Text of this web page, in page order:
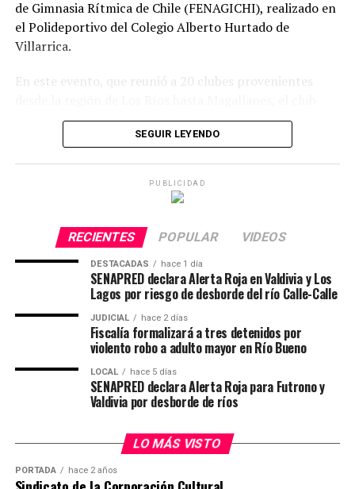
de Gimnasia Rítmica de Chile (FENAGICHI), realizado en
el Polideportivo del Colegio Alberto Hurtado de
Villarrica.
En este evento, que reunió a 20 clubes provenientes
valdiviano cosechó un total de 25 medallas, siendo seis
de ellas de oro, consolidándose como uno de los
Las deportistas fueron lideradas por las entrenadoras
quienes con experiencia, compromiso y constancia
llevaron al club a nuevas alturas en la gimnasia rítmica
nacional.
Las medallas de oro fueron obtenidas por Julieta Gaete
en Mini Formativo Manos Libres, Antonia Becerra en
Senior A Aro, Josefa Calfuquir en Preinfantil A Manos
Libres y Cuerda, Florencia García en Infantil B Aro y
Emilia Cifuentes y Florencia García con el Dúo Junior.
“Estamos extremadamente orgullosas de las seis
medallas de oro que hemos logrado en esta
competencia. Cada medalla representa el esfuerzo y
la perseverancia de nuestras gimnastas, quienes han
SEGUIR LEYENDO
PUBLICIDAD
RECIENTES POPULAR VIDEOS
DESTACADAS hace 1 día
SENAPRED declara Alerta Roja en Valdivia y Los
Lagos por riesgo de desborde del río Calle-Calle
JUDICIAL hace 2 días
Fiscalía formalizará a tres detenidos por
violento robo a adulto mayor en Río Bueno
LOCAL hace 5 días
SENAPRED declara Alerta Roja para Futrono y
Valdivia por desborde de ríos
LO MÁS VISTO
PORTADA hace 2 años